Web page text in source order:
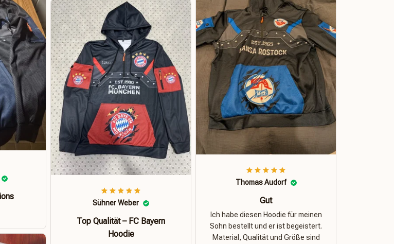
Thomas Audorf
Gut
Ich habe diesen Hoodie für meinen
Sohn bestellt und er ist begeistert.
Material, Qualität und Größe sind
Sühner Weber
Top Qualität – FC Bayern
Hoodie